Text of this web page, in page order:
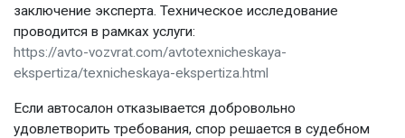
заключение эксперта. Техническое исследование
проводится в рамках услуги:
https://avto-vozvrat.com/avtotexnicheskaya-
ekspertiza/texnicheskaya-ekspertiza.html
Если автосалон отказывается добровольно
удовлетворить требования, спор решается в судебном